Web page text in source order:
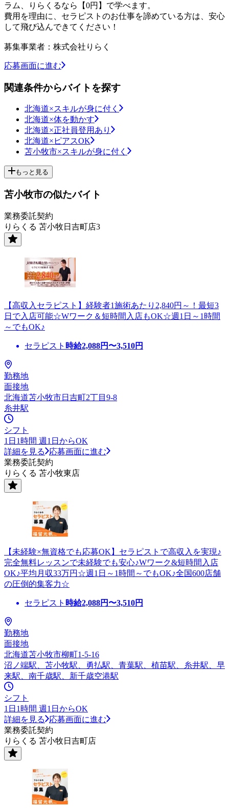
ラム、りらくるなら【0円】で学べます。
費用を理由に、セラピストのお仕事を諦めている方は、安心
して飛び込んできてください！
募集事業者：株式会社りらく
応募画面に進む
関連条件からバイトを探す
北海道×スキルが身に付く
北海道×体を動かす
北海道×正社員登用あり
北海道×ピアスOK
苫小牧市×スキルが身に付く
もっと見る
苫小牧市の似たバイト
業務委託契約
りらくる 苫小牧日吉町店3
【高収入セラピスト】経験者1施術あたり2,840円～！最短3
日で入店可能☆Wワーク＆短時間入店もOK☆週1日～1時間
～でもOK♪
セラピスト 時給2,088円〜3,510円
勤務地
面接地
北海道苫小牧市日吉町2丁目9-8
糸井駅
シフト
1日1時間 週1日からOK
詳細を見る
応募画面に進む
業務委託契約
りらくる 苫小牧東店
【未経験×無資格でも応募OK】セラピストで高収入を実現♪
完全無料レッスンで未経験でも安心♪Wワーク&短時間入店
OK♪平均月収33万円☆週1日～1時間～でもOK♪全国600店舗
の圧倒的集客力☆
セラピスト 時給2,088円〜3,510円
勤務地
面接地
北海道苫小牧市柳町1-5-16
沼ノ端駅、苫小牧駅、勇払駅、青葉駅、植苗駅、糸井駅、早
来駅、南千歳駅、新千歳空港駅
シフト
1日1時間 週1日からOK
詳細を見る
応募画面に進む
業務委託契約
りらくる 苫小牧日吉町店